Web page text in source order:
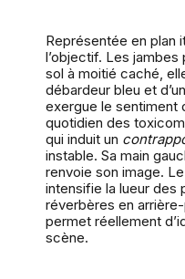
Représentée en plan
l’objectif. Les
sol à moitié caché,
débardeur bleu et
exergue le sentiment
quotidien des
qui induit un
instable. Sa main
renvoie son image.
intensifie la lueur des
réverbères en
permet réellement
scène.